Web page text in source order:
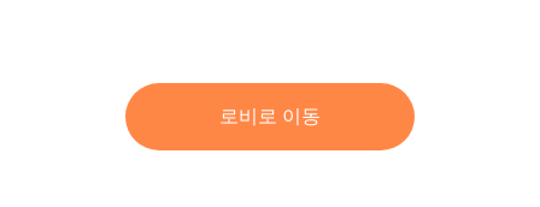
로비로 이동